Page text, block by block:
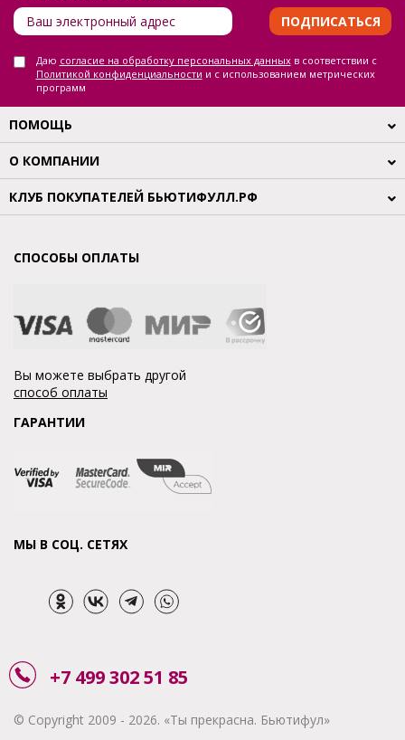
ПОДПИСАТЬСЯ
Даю согласие на обработку персональных данныхв соответствии с
Политикой конфиденциальности и с использованием метрических
программ
ПОМОЩЬ
О КОМПАНИИ
КЛУБ ПОКУПАТЕЛЕЙ БЬЮТИФУЛЛ.РФ
СПОСОБЫ ОПЛАТЫ
Вы можете выбрать другой
способ оплаты
ГАРАНТИИ
МЫ В СОЦ. СЕТЯХ
+7 499 302 51 85
© Copyright 2009 - 2026. «Ты прекрасна. Бьютифул»